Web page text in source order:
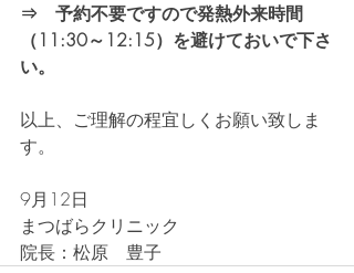
⇒　予約不要ですので発熱外来時間
（11:30～12:15）を避けておいで下さ
い。
以上、ご理解の程宜しくお願い致しま
す。
9月12日
まつばらクリニック
院長：松原　豊子